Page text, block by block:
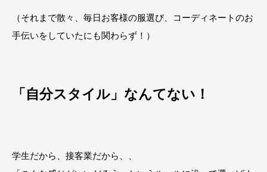
（それまで散々、毎日お客様の服選び、コーディネートのお
手伝いをしていたにも関わらず！）
「自分スタイル」なんてない！
学生だから、接客業だから、、